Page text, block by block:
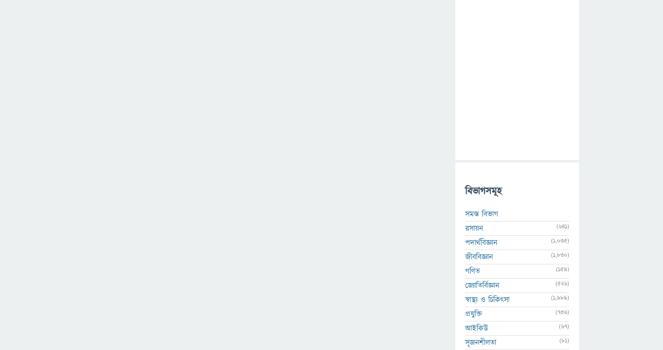
বিভাগসমূহ
সমস্ত বিভাগ
রসায়ন
(641)
পদার্থবিজ্ঞান (1,035)
জীববিজ্ঞান (1,830)
গণিত (159)
জ্যোতির্বিজ্ঞান (526)
স্বাস্থ্য ও চিকিৎসা (1,989)
প্রযুক্তি (736)
আইকিউ (67)
সৃজনশীলতা (81)